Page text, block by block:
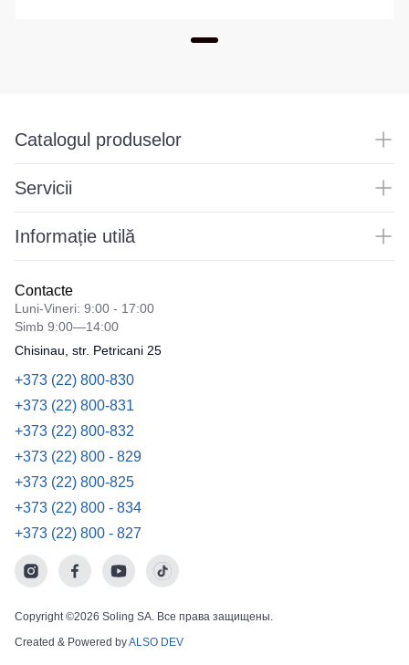
Catalogul produselor
Servicii
Informație utilă
Contacte
Luni-Vineri: 9:00 - 17:00
Simb 9:00—14:00
Chisinau, str. Petricani 25
+373 (22) 800-830
+373 (22) 800-831
+373 (22) 800-832
+373 (22) 800 - 829
+373 (22) 800-825
+373 (22) 800 - 834
+373 (22) 800 - 827
Copyright ©2026 Soling SA. Все права защищены.
Created & Powered byALSO DEV